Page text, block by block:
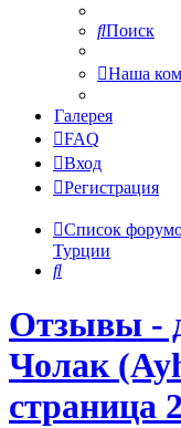
Поиск
Наша
Галерея
FAQ
Вход
Регистрация
Список
Турции
Поиск
Отзывы -
Чолак
страница